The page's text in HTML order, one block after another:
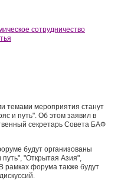
сотрудничество
темами мероприятия станут
и путь". Об этом заявил в
секретарь Совета БАФ
будут организованы
"Открытая Азия",
форума также будут